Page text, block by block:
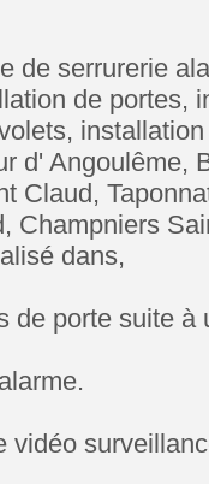
de serrurerie
de portes,
d' Angoulême,
Claud,
Champniers
dans,
de porte suite
vidéo